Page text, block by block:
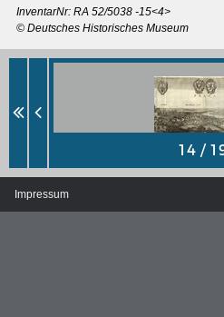
MERIANS DEUTSCHLAND 1642 -
InventarNr: RA 52/5038 -15<4>
© Deutsches Historisches Museum
Impressum